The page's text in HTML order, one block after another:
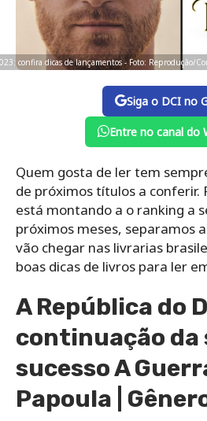
confira dicas de lançamentos - Foto: Reprodução/
Siga o DCI no
Entre no canal do
Quem gosta de ler tem
de próximos títulos a conferir.
está montando a o ranking a
próximos meses, separamos
vão chegar nas livrarias
boas dicas de livros para ler
A República do
continuação da
sucesso A
Papoula |